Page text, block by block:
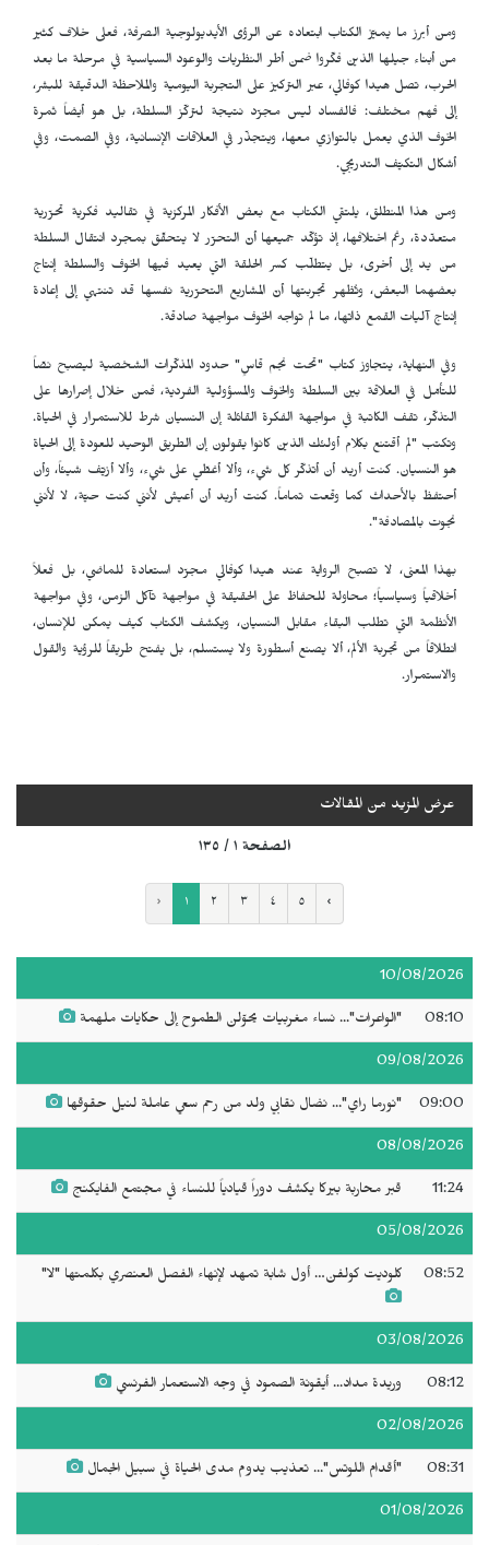
ومن أبرز ما يميّز الكتاب ابتعاده عن الرؤى الأيديولوجية الصرفة، فعلى خلاف كثير
من أبناء جيلها الذين فكّروا ضمن أطر النظريات والوعود السياسية في مرحلة ما بعد
الحرب، تصل هيدا كوفالي، عبر التركيز على التجربة اليومية والملاحظة الدقيقة للبشر،
إلى فهم مختلف: فالفساد ليس مجرّد نتيجة لتركّز السلطة، بل هو أيضاً ثمرة
الخوف الذي يعمل بالتوازي معها، ويتجذّر في العلاقات الإنسانية، وفي الصمت، وفي
أشكال التكيّف التدريجي.
ومن هذا المنطلق، يلتقي الكتاب مع بعض الأفكار المركزية في تقاليد فكرية تحرّرية
متعدّدة، رغم اختلافها، إذ تؤكّد جميعها أنّ التحرّر لا يتحقّق بمجرد انتقال السلطة
من يد إلى أخرى، بل يتطلّب كسر الحلقة التي يعيد فيها الخوف والسلطة إنتاج
بعضهما البعض، وتُظهر تجربتها أنّ المشاريع التحرّرية نفسها قد تنتهي إلى إعادة
إنتاج آليات القمع ذاتها، ما لم تواجه الخوف مواجهة صادقة.
وفي النهاية، يتجاوز كتاب "تحت نجم قاسٍ" حدود المذكّرات الشخصية ليصبح نصّاً
للتأمّل في العلاقة بين السلطة والخوف والمسؤولية الفردية، فمن خلال إصرارها على
التذكّر، تقف الكاتبة في مواجهة الفكرة القائلة إن النسيان شرط للاستمرار في الحياة.
وتكتب "لم أقتنع بكلام أولئك الذين كانوا يقولون إن الطريق الوحيد للعودة إلى الحياة
هو النسيان. كنت أريد أن أتذكّر كل شيء، وألا أغطّي على شيء، وألا أزيّف شيئاً، وأن
أحتفظ بالأحداث كما وقعت تماماً. كنت أريد أن أعيش لأنني كنت حيّة، لا لأنني
نجوت بالمصادفة".
بهذا المعنى، لا تصبح الرواية عند هيدا كوفالي مجرّد استعادة للماضي، بل فعلاً
أخلاقياً وسياسياً؛ محاولة للحفاظ على الحقيقة في مواجهة تآكل الزمن، وفي مواجهة
الأنظمة التي تطلب البقاء مقابل النسيان، ويكشف الكتاب كيف يمكن للإنسان،
انطلاقاً من تجربة الألم، ألا يصنع أسطورة ولا يستسلم، بل يفتح طريقاً للرؤية والقول
والاستمرار.
عرض المزيد من المقالات
الصفحة ١ / ١٣٥
‹ ١ ٢ ٣ ٤ ٥ ›
10/08/2026
08:10 "الواعرات"... نساء مغربيات يحوّلن الطموح إلى حكايات ملهمة
09/08/2026
09:00 "نورما راي"... نضال نقابي ولد من رحم سعي عاملة لنيل حقوقها
08/08/2026
11:24 قبر محاربة بيركا يكشف دوراً قيادياً للنساء في مجتمع الفايكنج
05/08/2026
08:52 كلوديت كولفن… أول شابة تمهد لإنهاء الفصل العنصري بكلمتها "لا"
03/08/2026
08:12 وريدة مداد... أيقونة الصمود في وجه الاستعمار الفرنسي
02/08/2026
08:31 "أقدام اللوتس"... تعذيب يدوم مدى الحياة في سبيل الجمال
01/08/2026